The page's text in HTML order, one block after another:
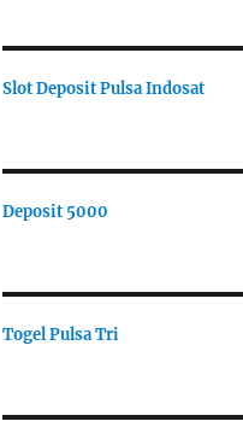
Slot Deposit Pulsa Indosat
Deposit 5000
Togel Pulsa Tri